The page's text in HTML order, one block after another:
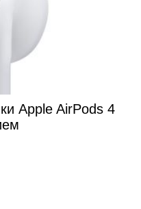
Apple AirPods 4